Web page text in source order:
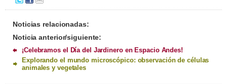
Noticias relacionadas:
Noticia anterior/siguiente:
¡Celebramos el Día del Jardinero en Espacio Andes!
Explorando el mundo microscópico: observación de células
animales y vegetales